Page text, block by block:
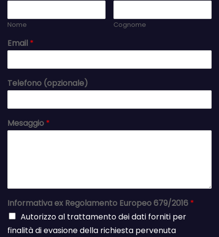
Nome Cognome
Email *
Telefono (opzionale)
Mesaggio *
Informativa ex Regolamento Europeo 679/2016 *
Autorizzo al trattamento dei dati forniti per
finalità di evasione della richiesta pervenuta